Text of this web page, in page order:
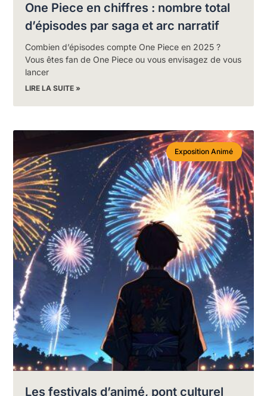
One Piece en chiffres : nombre total
d’épisodes par saga et arc narratif
Combien d’épisodes compte One Piece en 2025 ?
Vous êtes fan de One Piece ou vous envisagez de vous
lancer
LIRE LA SUITE »
Exposition Animé
Les festivals d’animé, pont culturel